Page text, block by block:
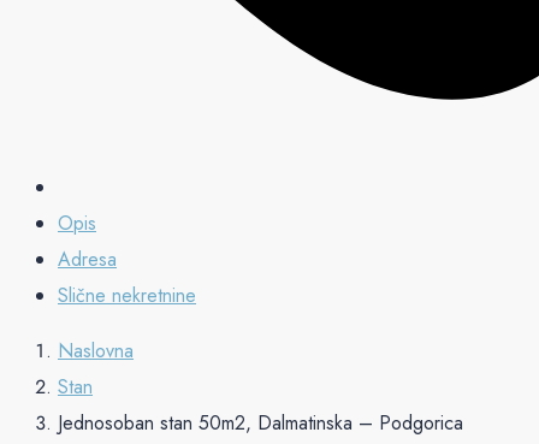
Opis
Adresa
Slične nekretnine
Naslovna
Stan
Jednosoban stan 50m2, Dalmatinska – Podgorica